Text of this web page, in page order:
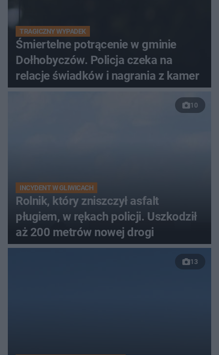
TRAGICZNY WYPADEK
Śmiertelne potrącenie w gminie
Dołhobyczów. Policja czeka na
relacje świadków i nagrania z kamer
10
INCYDENT W GLIWICACH
Rolnik, który zniszczył asfalt
pługiem, w rękach policji. Uszkodził
aż 200 metrów nowej drogi
13